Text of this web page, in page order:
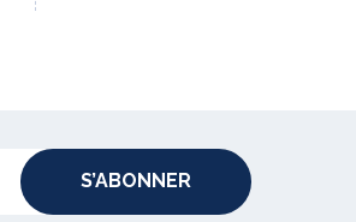
S’ABONNER